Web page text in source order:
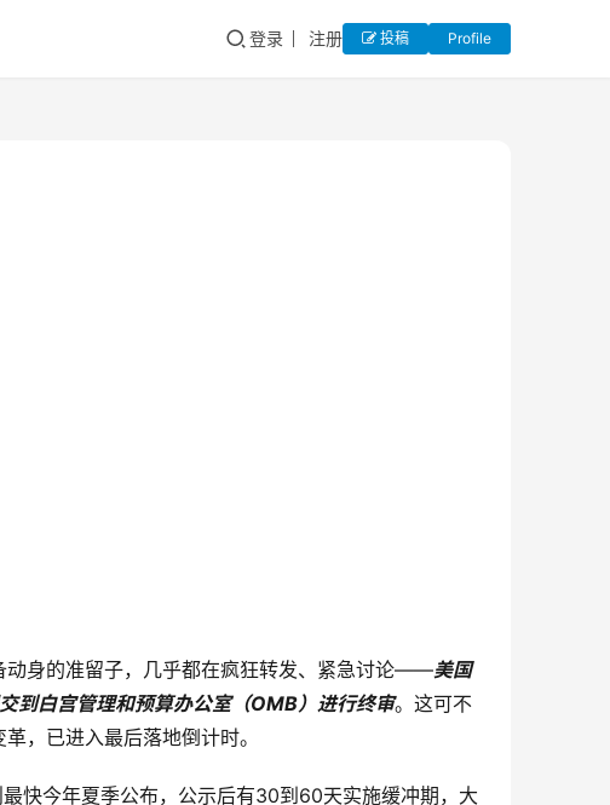
登录 注册 投稿 Profile
动身的准留子，几乎都在疯狂转发、紧急讨论——美国
到白宫管理和预算办公室（OMB）进行终审。这可不
，已进入最后落地倒计时。
快今年夏季公布，公示后有30到60天实施缓冲期，大